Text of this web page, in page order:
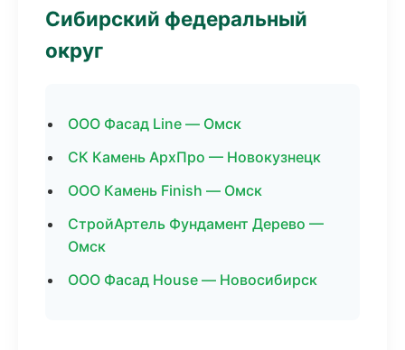
Сибирский федеральный
округ
ООО Фасад Line — Омск
СК Камень АрхПро — Новокузнецк
ООО Камень Finish — Омск
СтройАртель Фундамент Дерево —
Омск
ООО Фасад House — Новосибирск